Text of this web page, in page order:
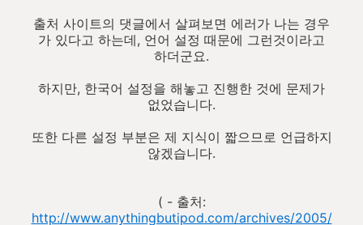
출처 사이트의 댓글에서 살펴보면 에러가 나는 경우
가 있다고 하는데, 언어 설정 때문에 그런것이라고
하더군요.
하지만, 한국어 설정을 해놓고 진행한 것에 문제가
없었습니다.
또한 다른 설정 부분은 제 지식이 짧으므로 언급하지
않겠습니다.
( - 출처:
http://www.anythingbutipod.com/archives/2005/